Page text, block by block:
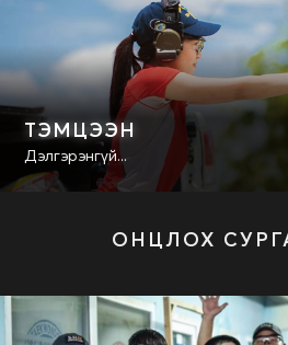
ТЭМЦЭЭН
Дэлгэрэнгүй...
ОНЦЛОХ